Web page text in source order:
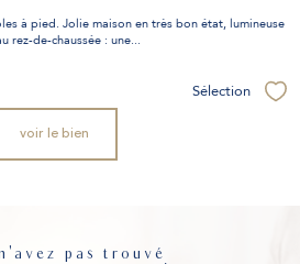
à pied. Jolie maison en très bon état, lumineuse
rez-de-chaussée : une...
Sélection
voir le bien
pas trouvé